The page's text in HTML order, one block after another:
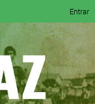
Entrar